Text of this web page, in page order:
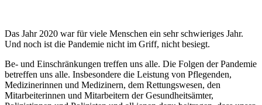
Das Jahr 2020 war für viele Menschen ein sehr schwieriges Jahr.
Und noch ist die Pandemie nicht im Griff, nicht besiegt.
Be- und Einschränkungen treffen uns alle. Die Folgen der Pandemie
betreffen uns alle. Insbesondere die Leistung von Pflegenden,
Medizinerinnen und Medizinern, dem Rettungswesen, den
Mitarbeiterinnen und Mitarbeitern der Gesundheitsämter,